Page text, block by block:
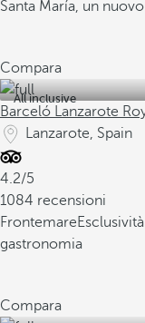
Santa María, un
Compara
All inclusive
Barceló Lanzarote
Lanzarote, Spain
4.2/5
1084 recensioni
Frontemare
gastronomia
Compara